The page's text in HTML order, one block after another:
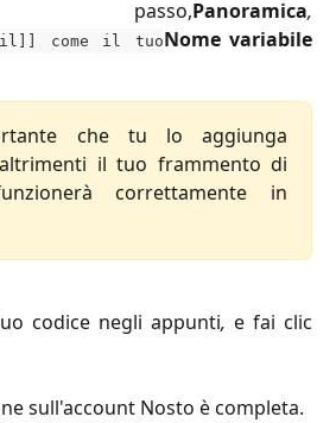
passo,Panoramica,
come il tuoNome variabile
che tu lo aggiunga
il tuo frammento di
correttamente in
codice negli appunti, e fai clic
sull'account Nosto è completa.